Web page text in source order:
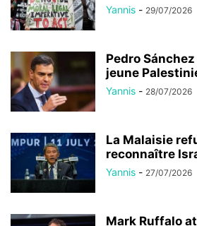
Yannis - 29/07/2026
Pedro
jeune
Yannis - 28/07/2026
La Malaisie
reconnaître
Yannis - 27/07/2026
Mark Ruffalo